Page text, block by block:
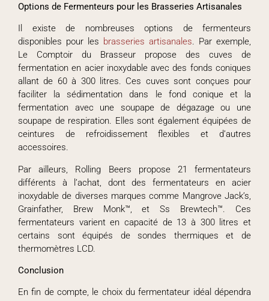
Options de Fermenteurs pour les Brasseries Artisanales
Il existe de nombreuses options de fermenteurs
disponibles pour les brasseries artisanales. Par exemple,
Le Comptoir du Brasseur propose des cuves de
fermentation en acier inoxydable avec des fonds coniques
allant de 60 à 300 litres. Ces cuves sont conçues pour
faciliter la sédimentation dans le fond conique et la
fermentation avec une soupape de dégazage ou une
soupape de respiration. Elles sont également équipées de
ceintures de refroidissement flexibles et d’autres
accessoires.
Par ailleurs, Rolling Beers propose 21 fermentateurs
différents à l’achat, dont des fermentateurs en acier
inoxydable de diverses marques comme Mangrove Jack’s,
Grainfather, Brew Monk™, et Ss Brewtech™. Ces
fermentateurs varient en capacité de 13 à 300 litres et
certains sont équipés de sondes thermiques et de
thermomètres LCD.
Conclusion
En fin de compte, le choix du fermentateur idéal dépendra